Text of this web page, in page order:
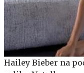
Hailey Bieber na